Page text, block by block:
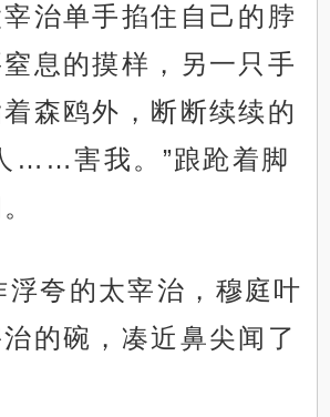
宰治单手掐住自己的脖
息的摸样，另一只手
森鸥外，断断续续的
……害我。”踉跄着脚
浮夸的太宰治，穆庭叶
的碗，凑近鼻尖闻了